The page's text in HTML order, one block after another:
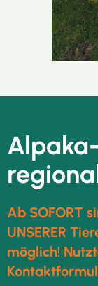
Ab SOFORT
UNSERER
möglich!